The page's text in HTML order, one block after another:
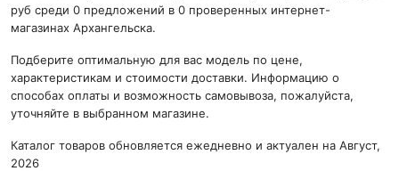
руб среди 0 предложений в 0 проверенных интернет-
магазинах Архангельска.
Подберите оптимальную для вас модель по цене,
характеристикам и стоимости доставки. Информацию о
способах оплаты и возможность самовывоза, пожалуйста,
уточняйте в выбранном магазине.
Каталог товаров обновляется ежедневно и актуален на Август,
2026